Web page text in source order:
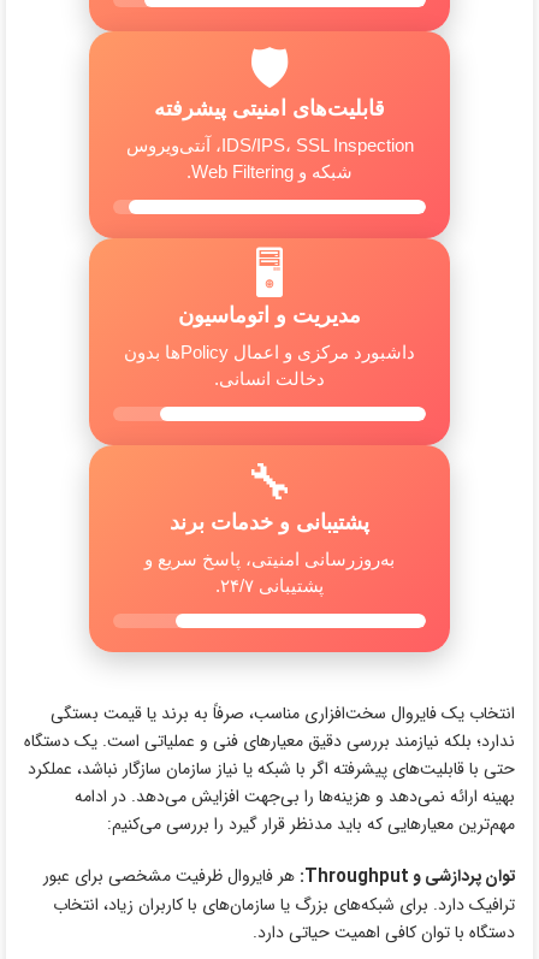
🛡️
قابلیت‌های امنیتی پیشرفته
IDS/IPS، SSL Inspection، آنتی‌ویروس
شبکه و Web Filtering.
🖥️
مدیریت و اتوماسیون
داشبورد مرکزی و اعمال Policyها بدون
دخالت انسانی.
🔧
پشتیبانی و خدمات برند
به‌روزرسانی امنیتی، پاسخ سریع و
پشتیبانی ۲۴/۷.
انتخاب یک فایروال سخت‌افزاری مناسب، صرفاً به برند یا قیمت بستگی
ندارد؛ بلکه نیازمند بررسی دقیق معیارهای فنی و عملیاتی است. یک دستگاه
حتی با قابلیت‌های پیشرفته اگر با شبکه یا نیاز سازمان سازگار نباشد، عملکرد
بهینه ارائه نمی‌دهد و هزینه‌ها را بی‌جهت افزایش می‌دهد. در ادامه
مهم‌ترین معیارهایی که باید مدنظر قرار گیرد را بررسی می‌کنیم:
توان پردازشی و Throughput:
هر فایروال ظرفیت مشخصی برای عبور
ترافیک دارد. برای شبکه‌های بزرگ یا سازمان‌های با کاربران زیاد، انتخاب
دستگاه با توان کافی اهمیت حیاتی دارد.